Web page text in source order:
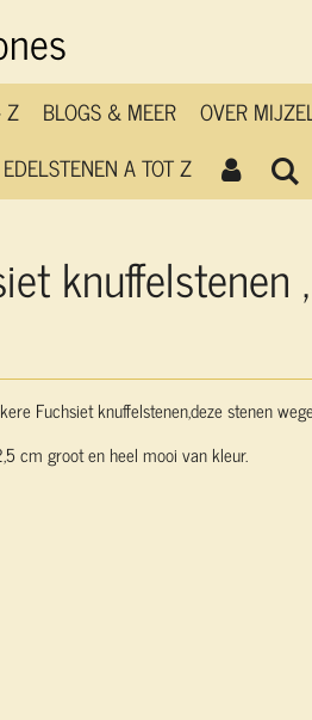
Z BLOGS & MEER OVER
A TOT Z
knuffelstenen
Fuchsiet knuffelstenen,deze stenen
cm groot en heel mooi van kleur.